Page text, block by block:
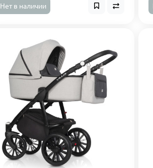
Нет в наличии